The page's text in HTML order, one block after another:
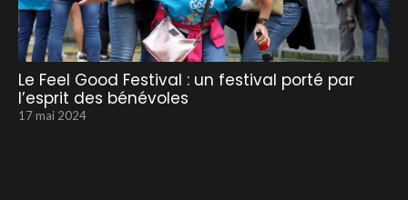
Le Feel Good Festival : un festival porté par
l’esprit des bénévoles
17 mai 2024